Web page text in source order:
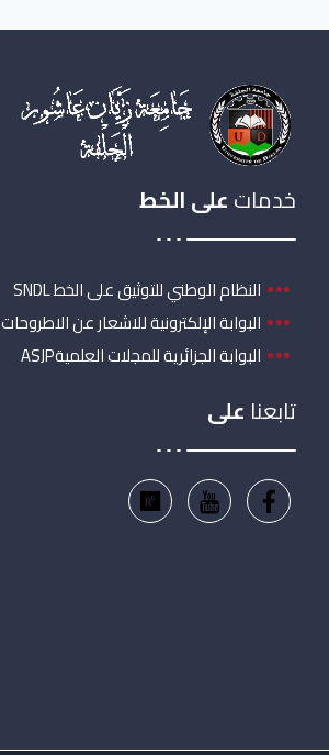
خدماتعلى الخط
النظام الوطني للتوثيق على الخط SNDL
البوابة الإلكترونية للاشعار عن الاطروحات PNST
البوابة الجزائرية للمجلات العلميةASJP
تابعنا على